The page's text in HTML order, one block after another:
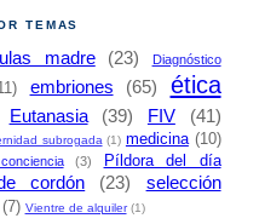
TEMAS
madre (23)
Diagnóstico
embriones (65)
ética
Eutanasia (39) FIV (41)
subrogada (1) medicina (10)
(3)
Píldora del día
cordón (23)
selección
(7) Vientre de alquiler (1)